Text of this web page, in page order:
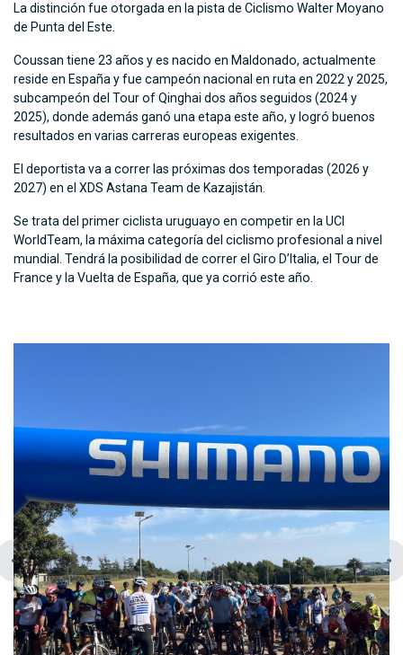
La distinción fue otorgada en la pista de Ciclismo Walter Moyano
de Punta del Este.
Coussan tiene 23 años y es nacido en Maldonado, actualmente
reside en España y fue campeón nacional en ruta en 2022 y 2025,
subcampeón del Tour of Qinghai dos años seguidos (2024 y
2025), donde además ganó una etapa este año, y logró buenos
resultados en varias carreras europeas exigentes.
El deportista va a correr las próximas dos temporadas (2026 y
2027) en el XDS Astana Team de Kazajistán.
Se trata del primer ciclista uruguayo en competir en la UCI
WorldTeam, la máxima categoría del ciclismo profesional a nivel
mundial. Tendrá la posibilidad de correr el Giro D’Italia, el Tour de
France y la Vuelta de España, que ya corrió este año.
chevron_left navigate_next